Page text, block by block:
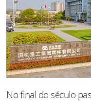
No final do século